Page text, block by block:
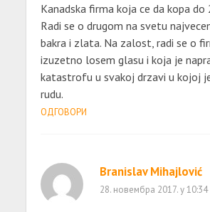
Kanadska firma koja ce da kopa do
Radi se o drugom na svetu
bakra i zlata. Na zalost, radi se o
izuzetno losem glasu i koja je
katastrofu u svakoj drzavi u kojoj
rudu.
ОДГОВОРИ
Branislav Mihajlović
28. новембра 2017. у 10:34